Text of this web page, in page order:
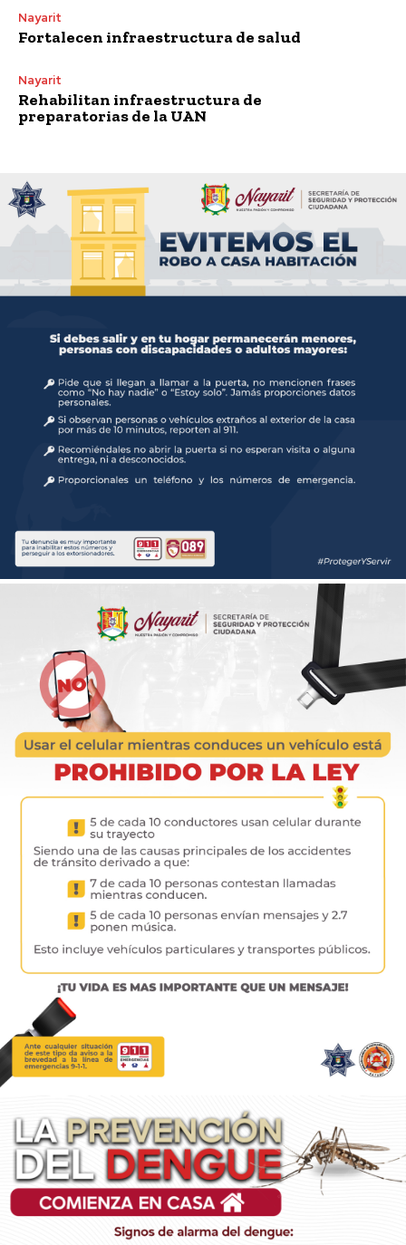
Nayarit
Fortalecen infraestructura de salud
Nayarit
Rehabilitan infraestructura de
preparatorias de la UAN